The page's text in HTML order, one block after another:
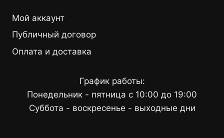
Мой аккаунт
Публичный договор
Оплата и доставка
График работы:
Понедельник - пятница с 10:00 до 19:00
Суббота - воскресенье - выходные дни